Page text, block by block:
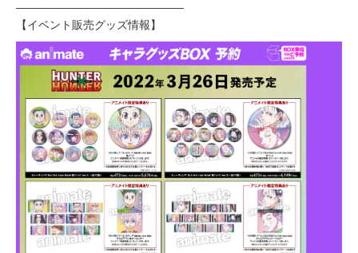
―――――――――――――――
【イベント販売グッズ情報】